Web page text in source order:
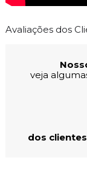
Avaliações dos
veja
dos